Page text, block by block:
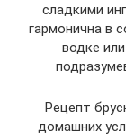
сладкими
гармонична в
водке
Рецепт
домашних